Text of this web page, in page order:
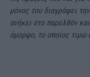
μόνος του διαγράφει
ανήκει στο παρελθόν
όμορφο, το οποίος τιμώ